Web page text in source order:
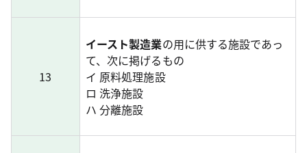
13
イースト製造業の用に供する施設であっ
て、次に掲げるもの
イ 原料処理施設
ロ 洗浄施設
ハ 分離施設